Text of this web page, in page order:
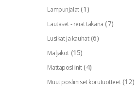
Lampunjalat (1)
Lautaset - reiät takana (7)
Lusikat ja kauhat (6)
Maljakot (15)
Mattaposliinit (4)
Muut posliiniset korutuotteet (12)